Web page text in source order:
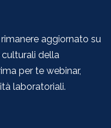
aggiornato su
culturali della
per te webinar,
laboratoriali.